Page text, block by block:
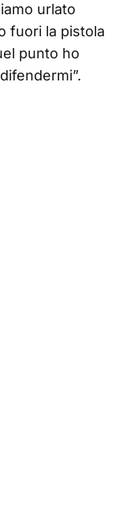
urlato
fuori la pistola
punto ho